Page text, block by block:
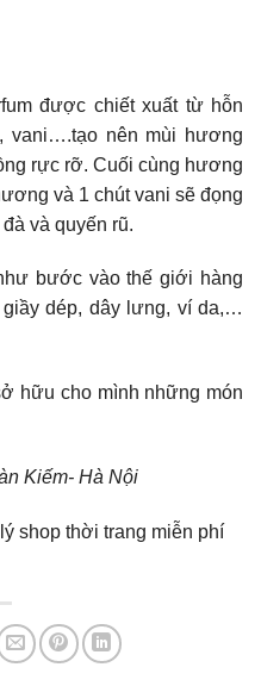
được chiết xuất từ hỗn
vani….tạo nên mùi hương
rực rỡ. Cuối cùng hương
và 1 chút vani sẽ đọng
và quyến rũ.
bước vào thế giới hàng
giầy dép, dây lưng, ví da,…
hữu cho mình những món
Kiếm- Hà Nội
shop thời trang miễn phí